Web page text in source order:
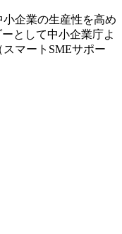
小企業の生産性を高め
として中小企業庁よ
マートSMEサポー